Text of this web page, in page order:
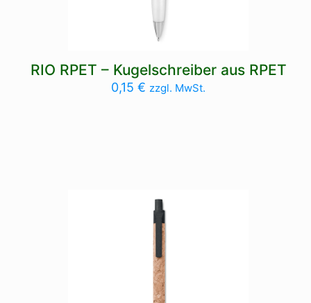
RIO RPET – Kugelschreiber aus RPET
0,15€ zzgl. MwSt.